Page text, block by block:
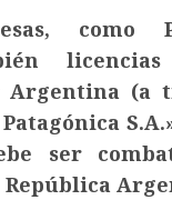
como
Argentina (a
ser